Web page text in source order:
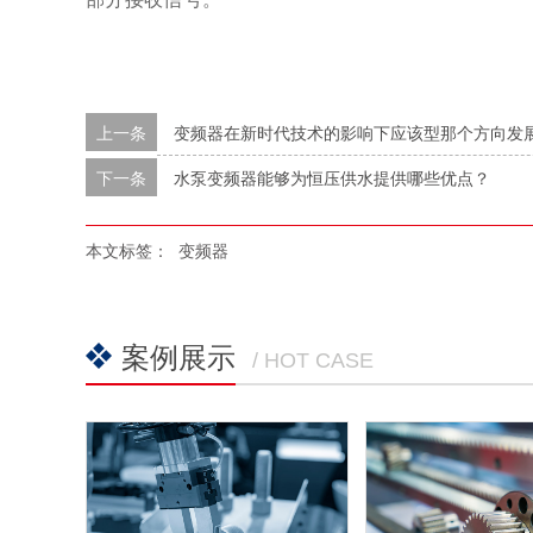
上一条
变频器在新时代技术的影响下应该型那个方向发
下一条
水泵变频器能够为恒压供水提供哪些优点？
本文标签： 变频器
案例展示 / HOT CASE